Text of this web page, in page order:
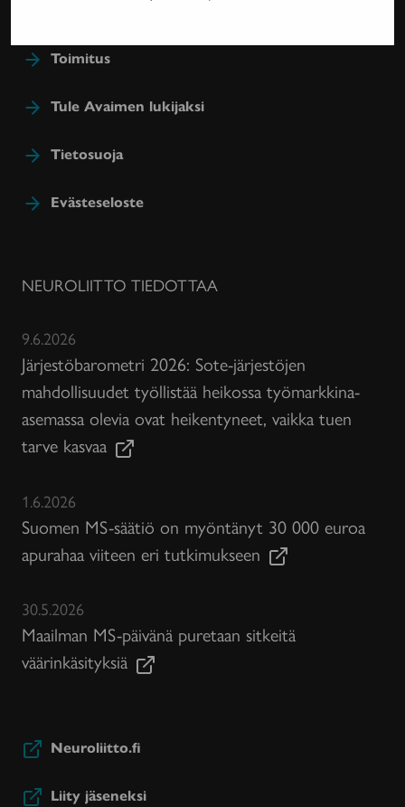
Toimitus
Tule Avaimen lukijaksi
Tietosuoja
Evästeseloste
NEUROLIITTO TIEDOTTAA
9.6.2026
Järjestöbarometri 2026: Sote-järjestöjen
mahdollisuudet työllistää heikossa työmarkkina-
asemassa olevia ovat heikentyneet, vaikka tuen
tarve kasvaa
1.6.2026
Suomen MS-säätiö on myöntänyt 30 000 euroa
apurahaa viiteen eri tutkimukseen
30.5.2026
Maailman MS-päivänä puretaan sitkeitä
väärinkäsityksiä
Neuroliitto.fi
Liity jäseneksi